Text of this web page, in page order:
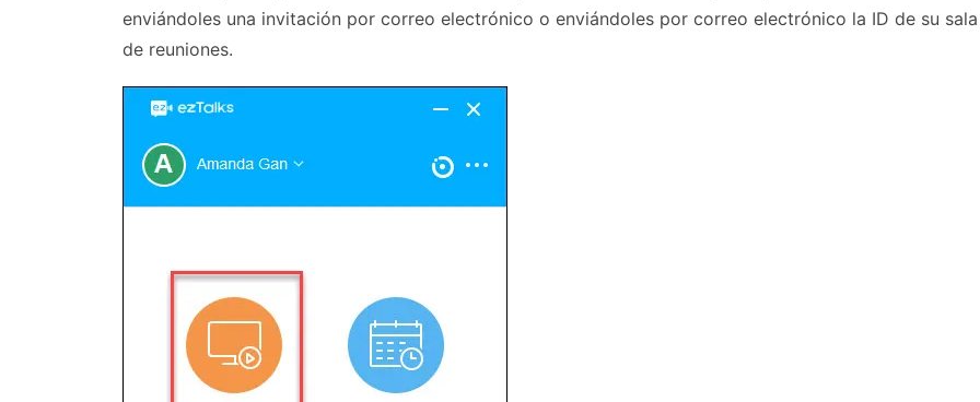
enviándoles una invitación por correo electrónico o enviándoles por correo electrónico la ID de su sala
de reuniones.